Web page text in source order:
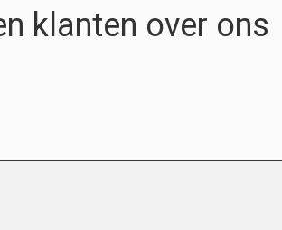
klanten over ons